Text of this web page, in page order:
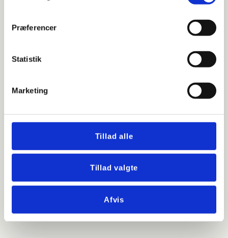
Præferencer
Statistik
Marketing
Tillad alle
Tillad valgte
Afvis
i Rødovre er fleksibel og tilpasset åbningstider, så vi
får du en
samarbejdspartner, der hjælper din forretning med at